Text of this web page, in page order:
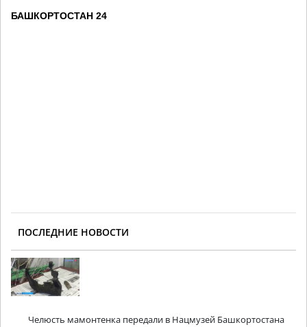
БАШКОРТОСТАН 24
ПОСЛЕДНИЕ НОВОСТИ
Челюсть мамонтенка передали в Нацмузей Башкортостана